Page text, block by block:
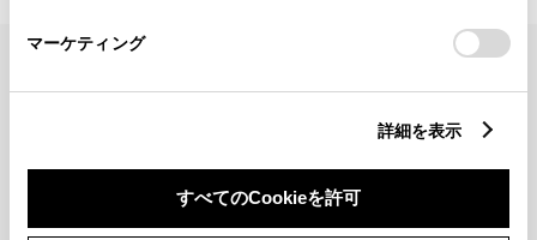
マーケティング
詳細を表示
すべてのCookieを許可
FAQ・お問い合わせ